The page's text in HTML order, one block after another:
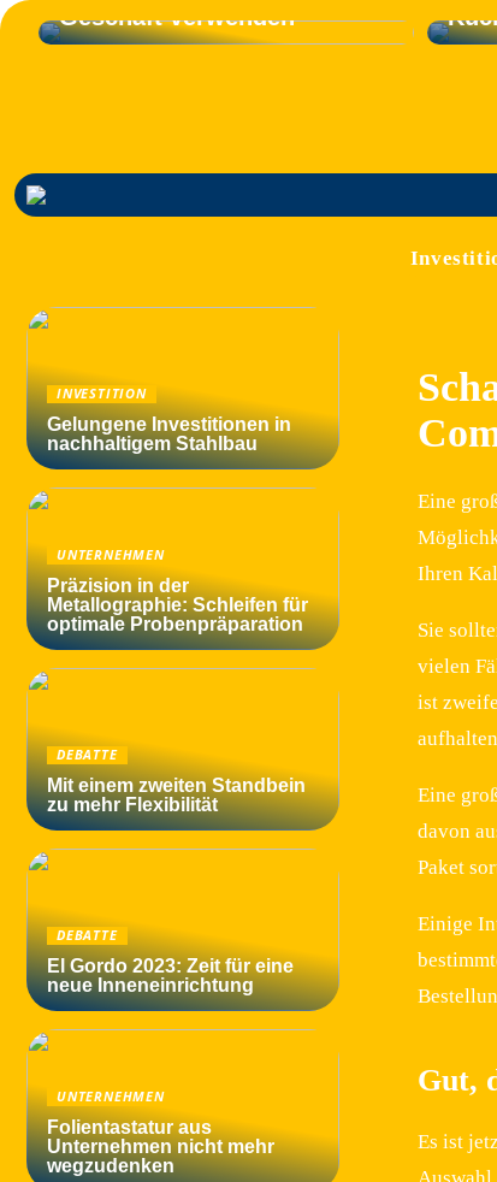
Geschäft verwenden
Eine
Ihren
Sie
vielen
ist
Eine
davon
Paket
Einige
Gut,
Es ist
Auswahl
INVESTITION
Gelungene Investitionen in
nachhaltigem Stahlbau
UNTERNEHMEN
Präzision in der
Metallographie: Schleifen für
optimale Probenpräparation
DEBATTE
Mit einem zweiten Standbein
zu mehr Flexibilität
DEBATTE
El Gordo 2023: Zeit für eine
neue Inneneinrichtung
UNTERNEHMEN
Folientastatur aus
Unternehmen nicht mehr
wegzudenken